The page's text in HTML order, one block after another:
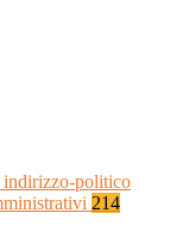
indirizzo-politico
214